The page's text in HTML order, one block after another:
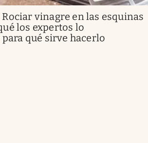
Rociar vinagre en las esquinas
los expertos lo
qué sirve hacerlo